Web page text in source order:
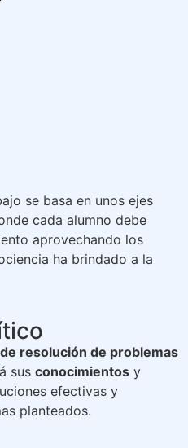
se basa en unos ejes
cada alumno debe
aprovechando los
ha brindado a la
resolución de problemas
sus conocimientos y
efectivas y
planteados.